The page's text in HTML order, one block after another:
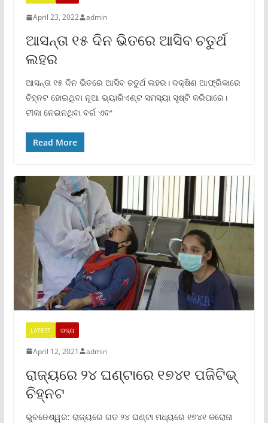
April 23, 2022 admin
ଆସନ୍ତା ୧୫ ଦିନ ଭିତରେ ଆସିବ ଚତୁର୍ଥ
ଲହର
ଆସନ୍ତା ୧୫ ଦିନ ଭିତରେ ଆସିବ ଚତୁର୍ଥ ଲହର। ଦକ୍ଷିଣ ଆଫ୍ରିକାରେ
ଚିହ୍ନଟ ହୋଇଥିବା ନୂଆ ଭ୍ୟାରିଏଣ୍ଟ ସମସ୍ୟା ସୃଷ୍ଟି କରିପାରେ।
ଟୀକା ନେଇନଥିବା ବର୍ଗ ଏବଂ
Read More
LATEST ରାଜ୍ୟ
April 12, 2021 admin
ରାଜ୍ୟରେ ୨୪ ଘଣ୍ଟାରେ ୧୭୪୧ ପଜିଟିଭ୍
ଚିହ୍ନଟ
ଭୁବନେଶ୍ୱର: ରାଜ୍ୟରେ ଗତ ୨୪ ଘଣ୍ଟା ମଧ୍ୟରେ ୧୭୪୧ କରୋନା